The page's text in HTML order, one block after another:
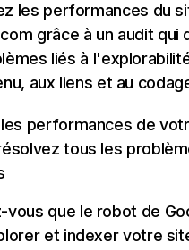
les performances du
grâce à un audit qui
liés à
aux liens et au
les performances de
tous les
vous que le robot de
et indexer votre